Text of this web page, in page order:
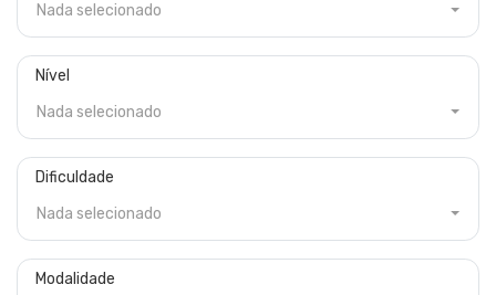
Nada selecionado
Nível
Nada selecionado
Dificuldade
Nada selecionado
Modalidade